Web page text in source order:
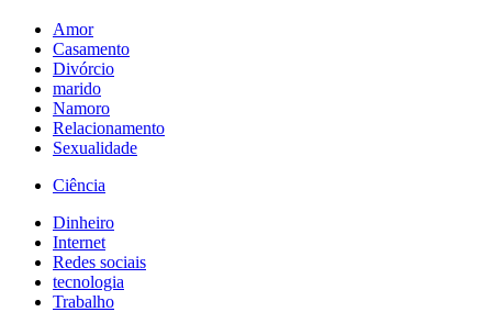
Amor
Casamento
Divórcio
marido
Namoro
Relacionamento
Sexualidade
Ciência
Dinheiro
Internet
Redes sociais
tecnologia
Trabalho